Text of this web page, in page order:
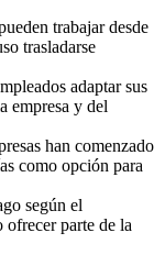
trabajar desde
trasladarse
adaptar sus
empresa y del
han comenzado
como opción para
según el
parte de la